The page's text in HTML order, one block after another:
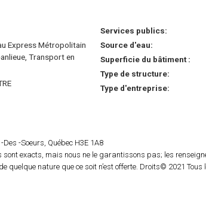
Express Métropolitain
Transport en
Services publics:
Source d'eau:
Superficie du bâtiment :
Type de structure:
Type d'entreprise:
-Soeurs, Québec H3E 1A8
exacts, mais nous ne le garantissons pas; les
quelque nature que ce soit n’est offerte. Droits© 2021 Tous